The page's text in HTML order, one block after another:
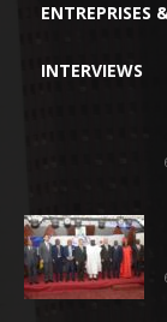
ENTREPRISES
INTERVIEWS